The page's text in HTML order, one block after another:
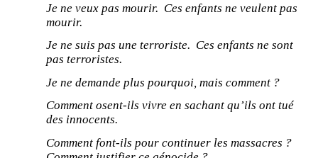
Je ne veux pas mourir. Ces enfants ne veulent pas
mourir.
Je ne suis pas une terroriste. Ces enfants ne sont
pas terroristes.
Je ne demande plus pourquoi, mais comment ?
Comment osent-ils vivre en sachant qu’ils ont tué
des innocents.
Comment font-ils pour continuer les massacres ?